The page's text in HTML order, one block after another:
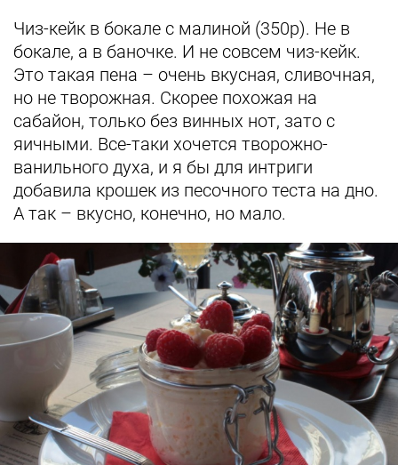
Чиз-кейк в бокале с малиной (350р). Не в
бокале, а в баночке. И не совсем чиз-кейк.
Это такая пена – очень вкусная, сливочная,
но не творожная. Скорее похожая на
сабайон, только без винных нот, зато с
яичными. Все-таки хочется творожно-
ванильного духа, и я бы для интриги
добавила крошек из песочного теста на дно.
А так – вкусно, конечно, но мало.